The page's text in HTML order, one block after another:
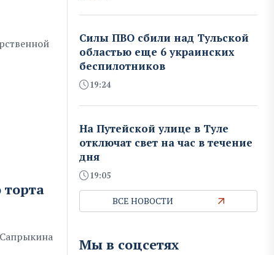
торта
Силы ПВО сбили над Тульской
областью еще 6 украинских
беспилотников
19:24
На Путейской улице в Туле
отключат свет на час в течение
дня
19:05
ВСЕ НОВОСТИ
Мы в соцсетях